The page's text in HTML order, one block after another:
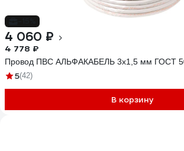
4 060 ₽
4 778 ₽
Провод ПВС АЛЬФАКАБЕЛЬ 3х1,5 мм ГОСТ
5(42)
В корзину